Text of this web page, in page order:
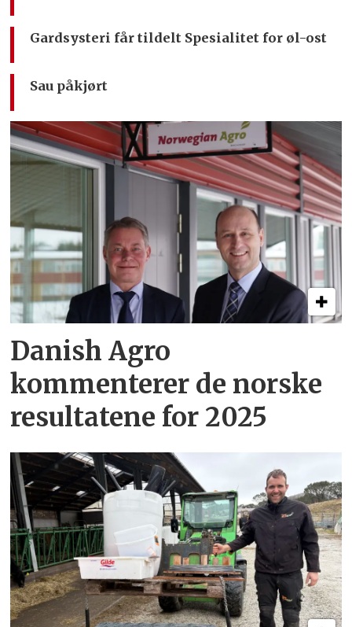
Gardsysteri får tildelt Spesialitet for øl-ost
Sau påkjørt
Danish Agro
kommenterer de norske
resultatene for 2025